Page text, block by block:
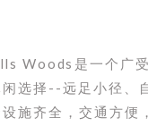
Woods是一个广
选择--远足小径、
施齐全，交通方